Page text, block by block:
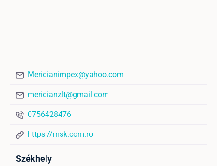
Meridianimpex@yahoo.com
meridianzlt@gmail.com
0756428476
https://msk.com.ro
Székhely